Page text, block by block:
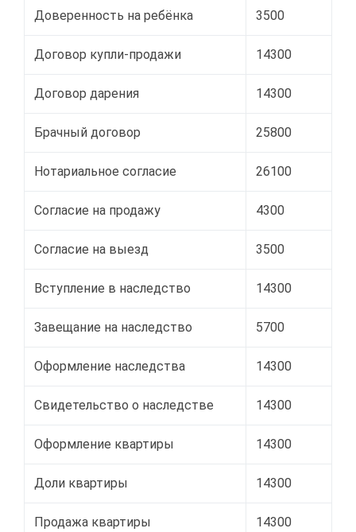
Доверенность на ребёнка 3500
Договор купли-продажи 14300
Договор дарения 14300
Брачный договор 25800
Нотариальное согласие 26100
Согласие на продажу 4300
Согласие на выезд 3500
Вступление в наследство 14300
Завещание на наследство 5700
Оформление наследства 14300
Свидетельство о наследстве 14300
Оформление квартиры 14300
Доли квартиры 14300
Продажа квартиры 14300